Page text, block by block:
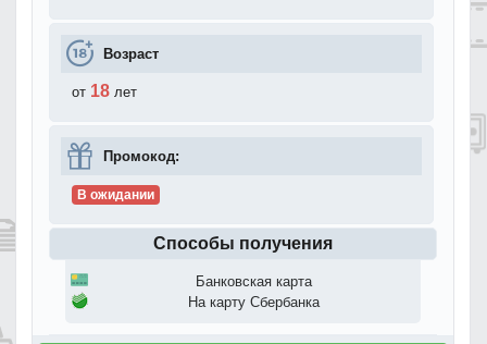
Возраст
от 18 лет
Промокод:
В ожидании
Способы получения
Банковская карта
На карту Сбербанка